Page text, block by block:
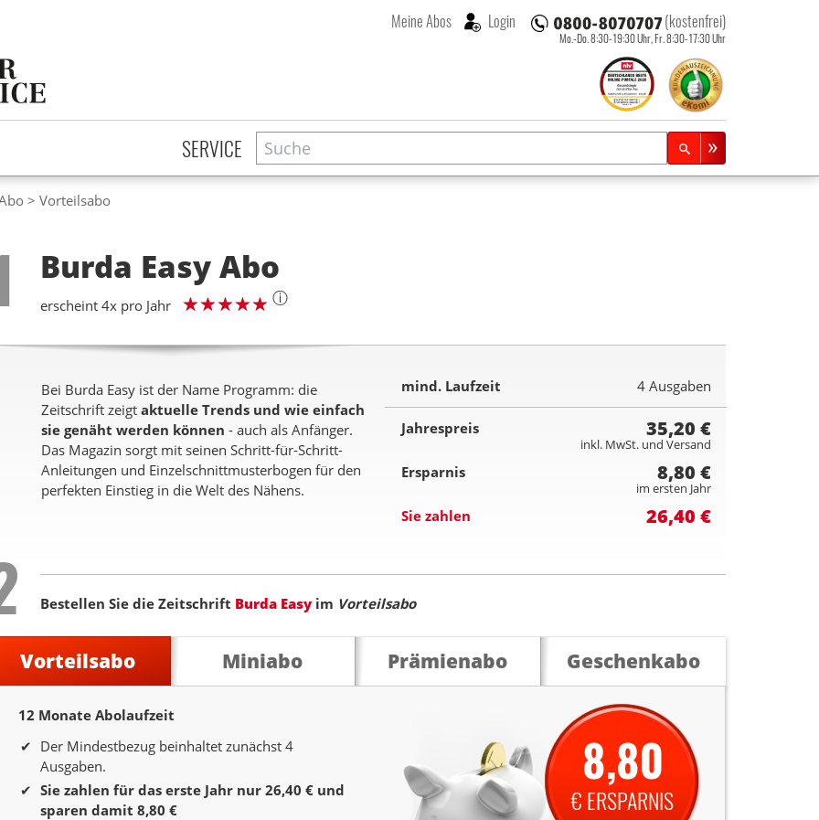
(kostenfrei)
Mo.-Do. 8:30-19:30 Uhr, Fr. 8:30-17:30 Uhr
Meine Abos Login
SERVICE Suche
Zeitschriftensuche
Vorteilsabo
Burda Easy Abo
erscheint 4x pro Jahr ⓘ
Bei Burda Easy ist der Name Programm: die
Zeitschrift zeigt aktuelle Trends und wie einfach
sie genäht werden können - auch als Anfänger.
Das Magazin sorgt mit seinen Schritt-für-Schritt-
Anleitungen und Einzelschnittmusterbogen für den
perfekten Einstieg in die Welt des Nähens.
mind. Laufzeit 4 Ausgaben
Jahrespreis 35,20 €
inkl. MwSt. und Versand
Ersparnis 8,80 €
im ersten Jahr
Sie zahlen 26,40 €
Bestellen Sie die Zeitschrift Burda Easy im Vorteilsabo
Vorteilsabo Miniabo Prämienabo Geschenkabo
12 Monate Abolaufzeit
12 Monate Laufzeit
Der Mindestbezug beinhaltet zunächst 4
Ausgaben.
Sie zahlen für das erste Jahr nur 26,40 € und
sparen damit 8,80 €
8,80
€ ERSPARNIS